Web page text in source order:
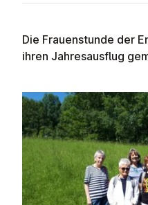
Die Frauenstunde der
ihren Jahresausflug